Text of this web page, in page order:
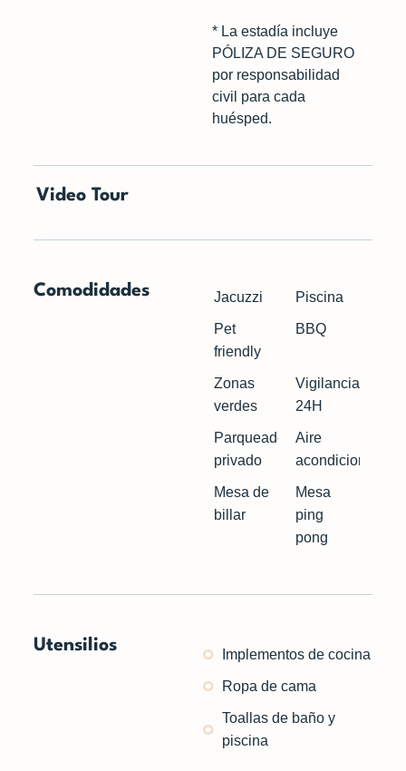
* La estadía incluye
PÓLIZA DE SEGURO
por responsabilidad
civil para cada
huésped.
Video Tour
Comodidades Jacuzzi Piscina
Pet
friendly
BBQ
Zonas
verdes
Vigilancia
24H
Parqueadero
privado
Aire
acondicionado
Mesa de
billar
Mesa
ping
pong
Utensilios Implementos de cocina
Ropa de cama
Toallas de baño y
piscina